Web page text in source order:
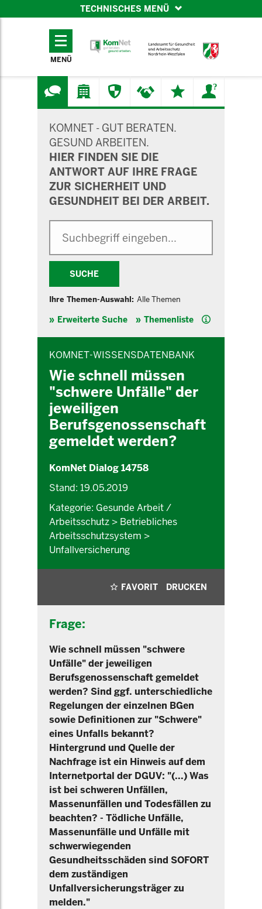
TECHNISCHES MENÜ
TECHNISCHES
MENÜ
KOMNET - GUT BERATEN.
GESUND ARBEITEN.
HIER FINDEN SIE DIE
ANTWORT AUF IHRE FRAGE
ZUR SICHERHEIT UND
GESUNDHEIT BEI DER ARBEIT.
SUCHE
Ihre Themen-Auswahl: Alle Themen
Erweiterte Suche Themenliste Hilfe
KOMNET-WISSENSDATENBANK
Wie schnell müssen
"schwere Unfälle" der
jeweiligen
Berufsgenossenschaft
gemeldet werden?
KomNet Dialog 14758
Stand: 19.05.2019
Kategorie: Gesunde Arbeit /
Arbeitsschutz > Betriebliches
Arbeitsschutzsystem >
Unfallversicherung
FAVORIT DRUCKEN
Frage:
Wie schnell müssen "schwere
Unfälle" der jeweiligen
Berufsgenossenschaft gemeldet
werden? Sind ggf. unterschiedliche
Regelungen der einzelnen BGen
sowie Definitionen zur "Schwere"
eines Unfalls bekannt?
Hintergrund und Quelle der
Nachfrage ist ein Hinweis auf dem
Internetportal der DGUV: "(...) Was
ist bei schweren Unfällen,
Massenunfällen und Todesfällen zu
beachten? - Tödliche Unfälle,
Massenunfälle und Unfälle mit
schwerwiegenden
Gesundheitsschäden sind SOFORT
dem zuständigen
Unfallversicherungsträger zu
melden."